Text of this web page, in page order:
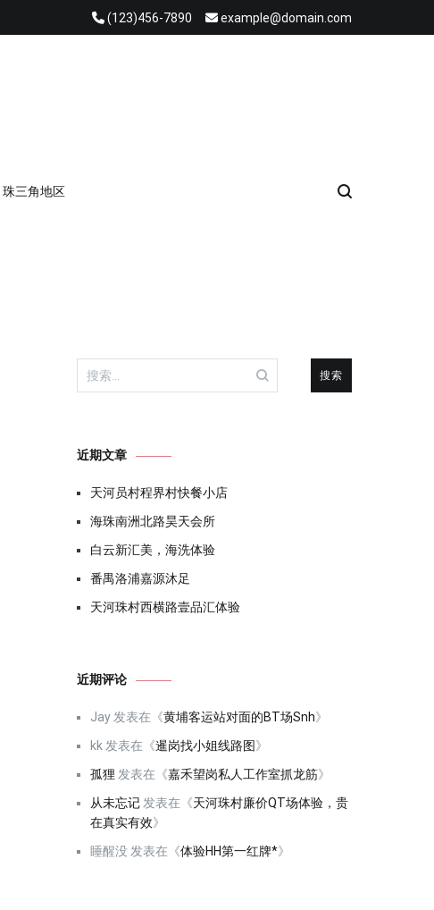
(123)456-7890 example@domain.com
珠三角地区
搜
索：
近期文章
天河员村程界村快餐小店
海珠南洲北路昊天会所
白云新汇美，海洗体验
番禺洛浦嘉源沐足
天河珠村西横路壹品汇体验
近期评论
Jay 发表在《黄埔客运站对面的BT场Snh》
kk 发表在《暹岗找小姐线路图》
孤狸 发表在《嘉禾望岗私人工作室抓龙筋》
从未忘记 发表在《天河珠村廉价QT场体验，贵
在真实有效》
睡醒没 发表在《体验HH第一红牌*》